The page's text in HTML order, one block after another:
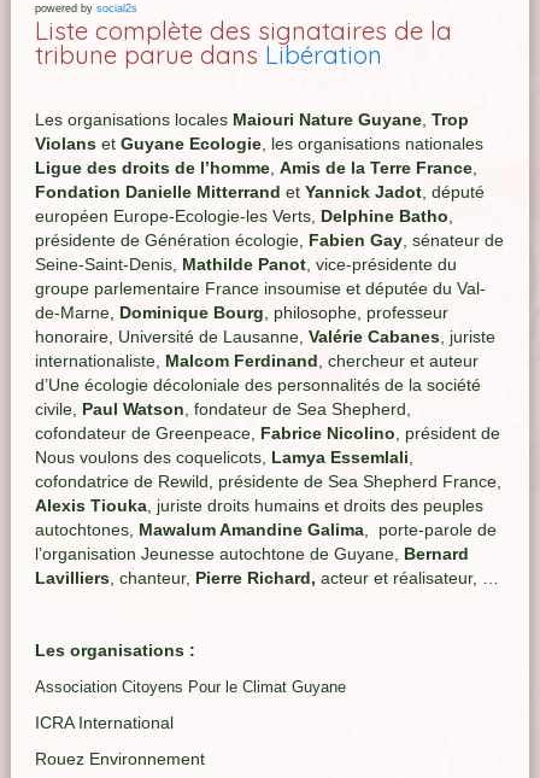
powered by social2s
Liste complète des signataires de la
tribune parue dans Libération
Les organisations locales Maiouri Nature Guyane, Trop
Violanset Guyane Ecologie, les organisations nationales
Ligue des droits de l’homme, Amis de la Terre France,
Fondation Danielle Mitterrand et Yannick Jadot, député
européen Europe-Ecologie-les Verts,
Delphine Batho
présidente de Génération écologie,
Fabien Gay, sénateur de
Seine-Saint-Denis,
Mathilde Panot, vice-présidente du
groupe parlementaire France insoumise et députée du Val-
de-Marne,
Dominique Bourg , philosophe, professeur
honoraire, Université de Lausanne, Valérie Cabanes, juriste
internationaliste,
Malcom Ferdinand
, chercheur et auteur
d’Une écologie décoloniale des personnalités de la société
civile,
Paul Watson , fondateur de Sea Shepherd,
cofondateur de Greenpeace,
Fabrice Nicolino , président de
Nous voulons des coquelicots,
Lamya Essemlali
cofondatrice de Rewild, présidente de Sea Shepherd France,
Alexis Tiouka, juriste droits humains et droits des peuples
autochtones,
Mawalum Amandine Galima, porte-parole de
l’organisation Jeunesse autochtone de Guyane,
Bernard
Lavilliers, chanteur, Pierre Richard, acteur et réalisateur, …
Les organisations :
Association Citoyens Pour le Climat Guyane
ICRA International
Rouez Environnement